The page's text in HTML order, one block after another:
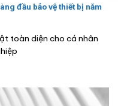
đầu bảo vệ thiết bị năm
toàn diện cho cá nhân